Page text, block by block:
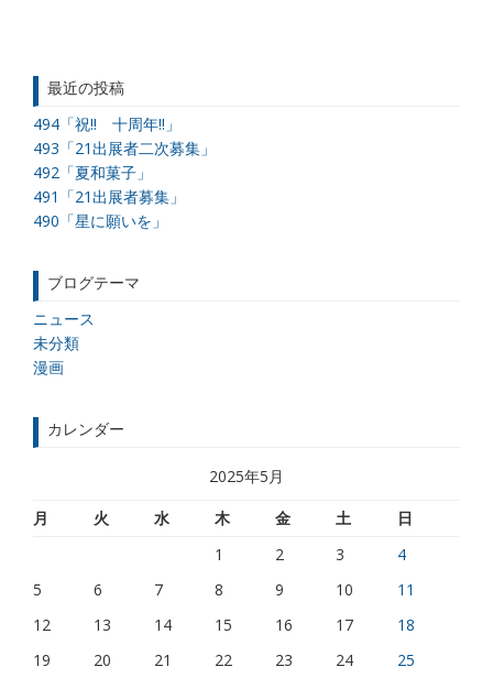
最近の投稿
494「祝!! 十周年!!」
493「21出展者二次募集」
492「夏和菓子」
491「21出展者募集」
490「星に願いを」
ブログテーマ
ニュース
未分類
漫画
カレンダー
2025年5月
月
火 水 木 金 土
日
1
2 3
4
5
6 7 8 9 10
11
12
13 14 15 16 17
18
19
20 21 22 23 24
25